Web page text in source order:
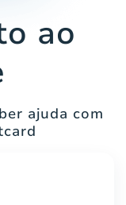
ao
ajuda com